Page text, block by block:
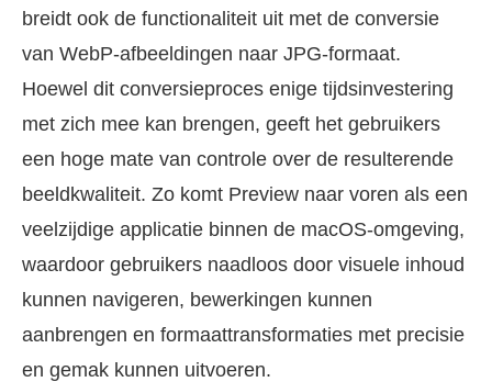
breidt ook de functionaliteit uit met de conversie
van WebP-afbeeldingen naar JPG-formaat.
Hoewel dit conversieproces enige tijdsinvestering
met zich mee kan brengen, geeft het gebruikers
een hoge mate van controle over de resulterende
beeldkwaliteit. Zo komt Preview naar voren als een
veelzijdige applicatie binnen de macOS-omgeving,
waardoor gebruikers naadloos door visuele inhoud
kunnen navigeren, bewerkingen kunnen
aanbrengen en formaattransformaties met precisie
en gemak kunnen uitvoeren.